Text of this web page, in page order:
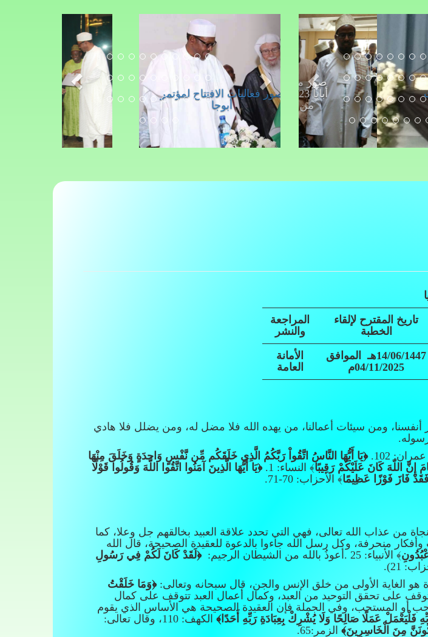
صور فعاليات الافتتاح لمؤتمر
أبوجا
الأمن
في ظل التحديات
بأبوجا-نيجيريا”
تاريخ المقترح لإلقاء
الخطبة
المراجعة
والنشر
14/06/1447هـ الموافق
04/11/2025م
الأمانة
العامة
أنفسنا، ومن سيئات أعمالنا، من يهده الله فلا مضل له، ومن يضلل فلا هادي
102. ﴿يَا أَيُّهَا النَّاسُ اتَّقُواْ رَبَّكُمُ الَّذِي خَلَقَكُم مِّن نَّفْسٍ وَاحِدَةٍ وَخَلَقَ مِنْهَا
إِنَّ اللّهَ كَانَ عَلَيْكُمْ رَقِيبًا﴾ النساء: 1.
﴿يَا أَيُّهَا الَّذِينَ آمَنُوا اتَّقُوا اللَّهَ وَقُولُوا قَوْلًا
فَازَ فَوْزًا عَظِيمًا﴾ الأحزاب: 70-71.
من عذاب الله تعالى، فهي التي تحدد علاقة العبيد بخالقهم جل وعلا، كما
منحرفة، وكل رسل الله جاءوا بالدعوة للعقيدة الصحيحة، قال الله
﴾ الأنبياء: 25 .أعوذُ بالله من الشيطان الرجيم:
﴿لَقَدْ كَانَ لَكُمْ فِي رَسُولِ
21).
هو الغاية الأولى من خلق الإنس والجن، قال سبحانه وتعالى:﴿وَمَا خَلَقْتُ
متوقف على تحقق التوحيد من العبد، وكمال أعمال العبد تتوقف على كمال
أو المستحب، وفي الجملة فإن العقيدة الصحيحة هي الأساس الذي يقوم
فَلْيَعْمَلْ عَمَلًا صَالِحًا وَلَا يُشْرِكْ بِعِبَادَةِ رَبِّهِ أَحَدًا﴾ الكهف: 110، وقال تعالى:
مِنَ الْخَاسِرِينَ﴾ الزمر:65.